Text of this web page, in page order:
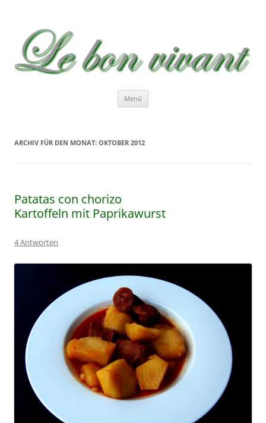
Menü
ARCHIV FÜR DEN MONAT: OKTOBER 2012
Patatas con chorizo
Kartoffeln mit Paprikawurst
4 Antworten